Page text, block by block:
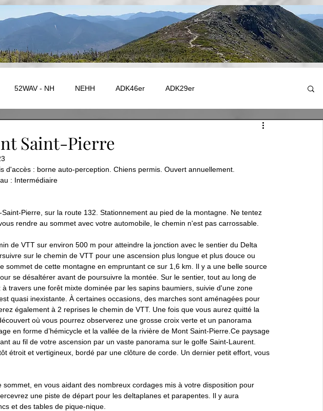
52WAV - NH NEHH ADK46er ADK29er
Fire Tower
EUROPE - GR20 EUROPE - TMB EUROPE - GR5
Bas-St-Laurent Capitale-Nationale Charlevoix Chaudière-Appalaches
Laurentides Mauricie Montérégie
Saint-Pierre
d'accès : borne auto-perception. Chiens permis. Ouvert annuellement.
: Intermédiaire
Saint-Pierre, sur la route 132. Stationnement au pied de la montagne. Ne tentez
rendre au sommet avec votre automobile, le chemin n'est pas carrossable.
de VTT sur environ 500 m pour atteindre la jonction avec le sentier du Delta
sur le chemin de VTT pour une ascension plus longue et plus douce ou
sommet de cette montagne en empruntant ce sur 1,6 km. Il y a une belle source
se désaltérer avant de poursuivre la montée. Sur le sentier, tout au long de
travers une forêt mixte dominée par les sapins baumiers, suivie d'une zone
quasi inexistante. À certaines occasions, des marches sont aménagées pour
également à 2 reprises le chemin de VTT. Une fois que vous aurez quitté la
où vous pourrez observerez une grosse croix verte et un panorama
en forme d’hémicycle et la vallée de la rivière de Mont Saint-Pierre.Ce paysage
au fil de votre ascension par un vaste panorama sur le golfe Saint-Laurent.
étroit et vertigineux, bordé par une clôture de corde. Un dernier petit effort, vous
sommet, en vous aidant des nombreux cordages mis à votre disposition pour
une piste de départ pour les deltaplanes et parapentes. Il y aura
et des tables de pique-nique.